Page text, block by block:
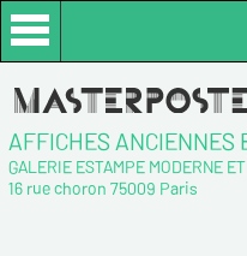
AFFICHES ANCIENNES
GALERIE ESTAMPE MODERNE
16 rue choron 75009 Paris